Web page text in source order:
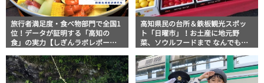
旅行者満足度・食べ物部門で全国1
位！データが証明する「高知の
食」の実力【しぎんラボレポー
高知県民の台所＆鉄板観光スポッ
ト「日曜市」！お土産に地元野
菜、ソウルフードまで なんでもそ
説！